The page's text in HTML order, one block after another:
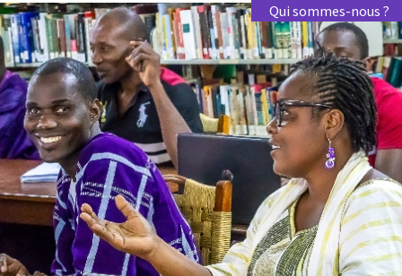
Qui sommes-nous ?